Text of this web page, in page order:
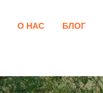
О НАС БЛОГ